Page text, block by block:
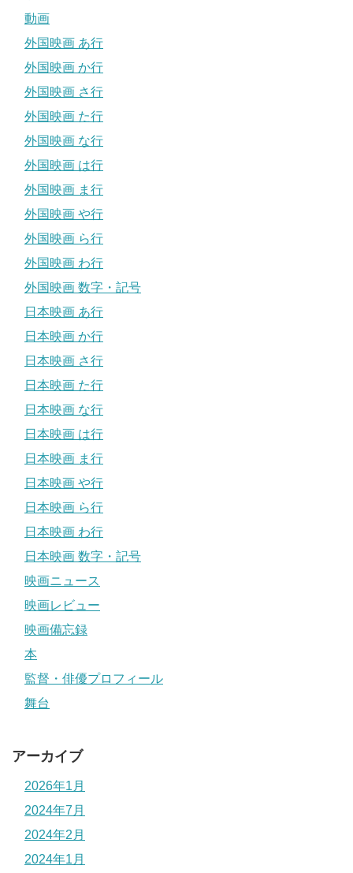
動画
外国映画 あ行
外国映画 か行
外国映画 さ行
外国映画 た行
外国映画 な行
外国映画 は行
外国映画 ま行
外国映画 や行
外国映画 ら行
外国映画 わ行
外国映画 数字・記号
日本映画 あ行
日本映画 か行
日本映画 さ行
日本映画 た行
日本映画 な行
日本映画 は行
日本映画 ま行
日本映画 や行
日本映画 ら行
日本映画 わ行
日本映画 数字・記号
映画ニュース
映画レビュー
映画備忘録
本
監督・俳優プロフィール
舞台
アーカイブ
2026年1月
2024年7月
2024年2月
2024年1月